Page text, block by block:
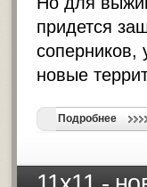
придется
соперников,
новые
Подробнее